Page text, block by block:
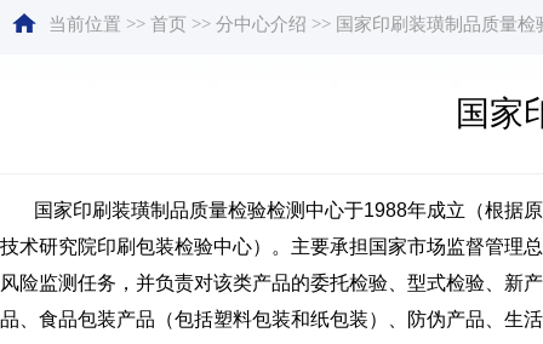
当前位置 >> 首页 >> 分中心介绍 >> 国家印刷装璜制品质量检
国家
国家印刷装璜制品质量检验检测中心于1988年成立（根据
技术研究院印刷包装检验中心）。主要承担国家市场监督管理
风险监测任务，并负责对该类产品的委托检验、型式检验、新
品、食品包装产品（包括塑料包装和纸包装）、防伪产品、生